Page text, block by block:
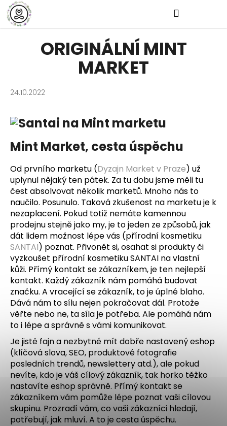
Přejít
na
obsah
Hledat
košík
ORIGINÁLNÍ MINT
MARKET
24.10.2022
Mint Market, cesta úspěchu
Od prvního marketu (Dyzajn Market v Praze) už
uplynul nějaký ten pátek. Za tu dobu jsme měli tu
čest absolvovat několik marketů. Mnoho nás to
naučilo. Posunulo. Taková zkušenost na marketu je k
nezaplacení. Pokud totiž nemáte kamennou
prodejnu stejně jako my, je to jeden ze způsobů, jak
dát lidem možnost lépe vás (přírodní kosmetiku
SANTAI) poznat. Přivonět si, osahat si produkty či
vyzkoušet přírodní kosmetiku SANTAI na vlastní
kůži. Přímý kontakt se zákazníkem, je ten nejlepší
kontakt. Každý zákazník nám pomáhá budovat
značku. A vracející se zákazník, to je úplné blaho.
Dává nám to sílu nejen pokračovat dál. Protože
věřte nebo ne, ta síla je potřeba. Ale pomáhá nám
to i lépe a správně s vámi komunikovat.
Je jistě fajn a nezbytné mít dobře nastavený eshop
(klíčová slova, SEO, produktové fotografie
posledních trendů, newslettery atd.), ale pokud
nevíte, kdo je váš cílový zákazník, tak horko těžko
nastavíte eshop správně. Přímý kontakt se
zákazníkem vám pomůže lépe poznat vaši cílovou
skupinu. Prozradí vám, co vaši zákazníci hledají,
potřebují, jak mluví. A to je cesta úspěchu.
o
š Zpět
C
p
t
ř
e
b
u
j
e
t
e
n
a
j
í
t
?
HLEDAT